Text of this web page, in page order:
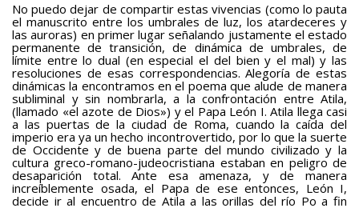
No puedo dejar de compartir estas vivencias (como lo pauta
el manuscrito entre los umbrales de luz, los atardeceres y
las auroras) en primer lugar señalando justamente el estado
permanente de transición, de dinámica de umbrales, de
límite entre lo dual (en especial el del bien y el mal) y las
resoluciones de esas correspondencias. Alegoría de estas
dinámicas la encontramos en el poema que alude de manera
subliminal y sin nombrarla, a la confrontación entre Atila,
(llamado «el azote de Dios») y el Papa León I. Atila llega casi
a las puertas de la ciudad de Roma, cuando la caída del
imperio era ya un hecho incontrovertido, por lo que la suerte
de Occidente y de buena parte del mundo civilizado y la
cultura greco-romano-judeocristiana estaban en peligro de
desaparición total. Ante esa amenaza, y de manera
increíblemente osada, el Papa de ese entonces, León I,
decide ir al encuentro de Atila a las orillas del río Po a fin